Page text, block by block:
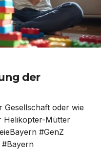
der
Gesellschaft oder wie
Helikopter-Mütter
#GenZ